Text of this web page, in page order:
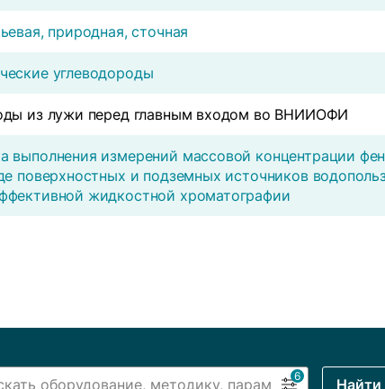
природная, сточная
углеводороды
из лужи перед главным входом во ВНИИОФИ
выполнения измерений массовой концентрации
поверхностных и подземных источников
жидкостной хроматографии
6 Найти